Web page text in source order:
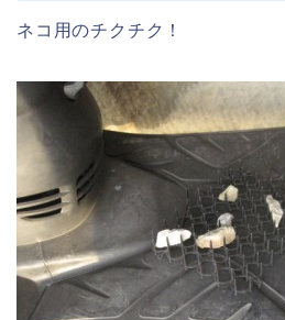
ネコ用のチクチク！